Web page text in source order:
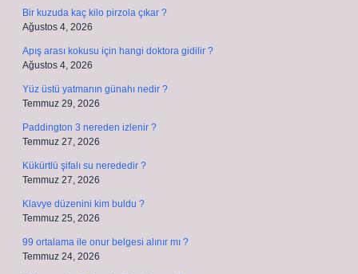
Bir kuzuda kaç kilo pirzola çıkar ?
Ağustos 4, 2026
Apış arası kokusu için hangi doktora gidilir ?
Ağustos 4, 2026
Yüz üstü yatmanın günahı nedir ?
Temmuz 29, 2026
Paddington 3 nereden izlenir ?
Temmuz 27, 2026
Kükürtlü şifalı su nerededir ?
Temmuz 27, 2026
Klavye düzenini kim buldu ?
Temmuz 25, 2026
99 ortalama ile onur belgesi alınır mı ?
Temmuz 24, 2026